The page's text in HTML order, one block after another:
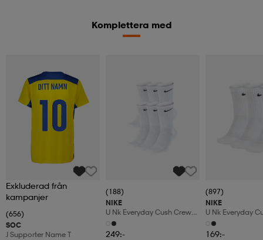
Komplettera med
Exkluderad från
kampanjer
(656)
SOC
J Supporter Name T
(188)
NIKE
U Nk Everyday Cush Crew
6pr-Bd
249:-
(897)
NIKE
U Nk Everyday
3pr
169:-